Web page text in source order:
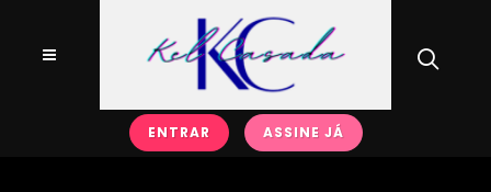
ENTRAR ASSINE JÁ